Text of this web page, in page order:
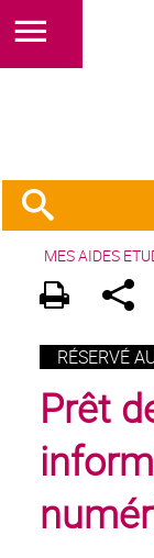
MES AIDES
RÉSERVÉ
Prêt